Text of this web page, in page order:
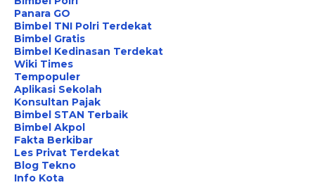
Panara GO
Bimbel TNI Polri Terdekat
Bimbel Gratis
Bimbel Kedinasan Terdekat
Wiki Times
Tempopuler
Aplikasi Sekolah
Konsultan Pajak
Bimbel STAN Terbaik
Bimbel Akpol
Fakta Berkibar
Les Privat Terdekat
Blog Tekno
Info Kota